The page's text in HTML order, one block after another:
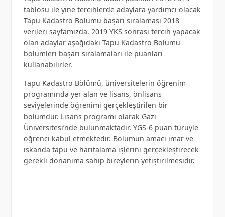
tablosu ile yine tercihlerde adaylara yardımcı olacak
Tapu Kadastro Bölümü başarı sıralaması 2018
verileri sayfamızda. 2019 YKS sonrası tercih yapacak
olan adaylar aşağıdaki Tapu Kadastro Bölümü
bölümleri başarı sıralamaları ile puanları
kullanabilirler.
Tapu Kadastro Bölümü, üniversitelerin öğrenim
programında yer alan ve lisans, önlisans
seviyelerinde öğrenimi gerçekleştirilen bir
bölümdür. Lisans programı olarak Gazi
Üniversitesi’nde bulunmaktadır. YGS-6 puan türüyle
öğrenci kabul etmektedir. Bölümün amacı imar ve
iskanda tapu ve haritalama işlerini gerçekleştirecek
gerekli donanıma sahip bireylerin yetiştirilmesidir.